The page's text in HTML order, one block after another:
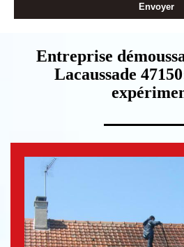
Entreprise
Lacaussade